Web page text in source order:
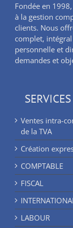
Fondée en
à la gestion
clients. Nous
complet,
personnelle et
demandes et
SERVICES
Ventes intra-
de la TVA
Création
COMPTABLE
FISCAL
INTERNATIONAL
LABOUR